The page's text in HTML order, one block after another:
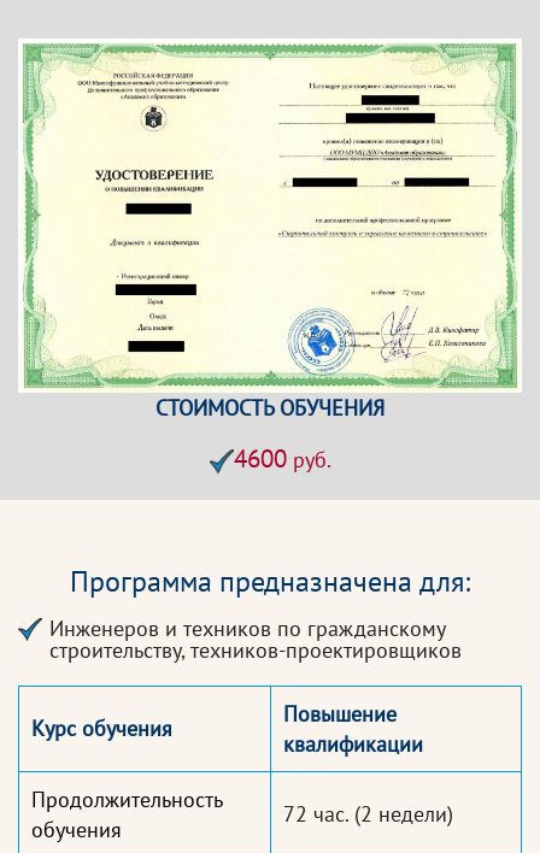
СТОИМОСТЬ ОБУЧЕНИЯ
4600руб.
Программа предназначена для:
Инженеров и техников по гражданскому
строительству, техников-проектировщиков
Курс обучения
Повышение
квалификации
Продолжительность
обучения
72 час. (2 недели)